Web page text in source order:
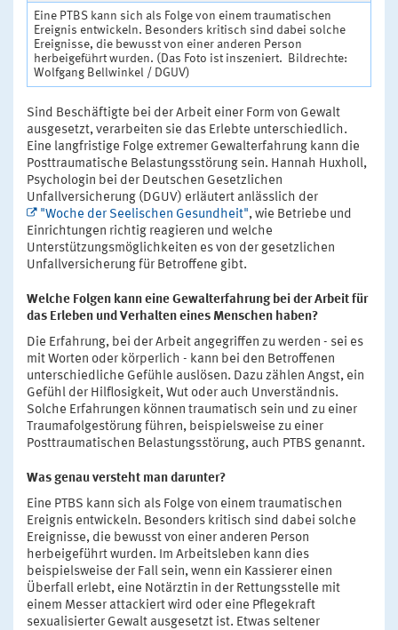
Eine PTBS kann sich als Folge von einem traumatischen
Ereignis entwickeln. Besonders kritisch sind dabei solche
Ereignisse, die bewusst von einer anderen Person
herbeigeführt wurden. (Das Foto ist inszeniert. Bildrechte:
Wolfgang Bellwinkel / DGUV)
Sind Beschäftigte bei der Arbeit einer Form von Gewalt
ausgesetzt, verarbeiten sie das Erlebte unterschiedlich.
Eine langfristige Folge extremer Gewalterfahrung kann die
Posttraumatische Belastungsstörung sein. Hannah Huxholl,
Psychologin bei der Deutschen Gesetzlichen
Unfallversicherung (DGUV) erläutert anlässlich der
"Woche der Seelischen Gesundheit", wie Betriebe und
Einrichtungen richtig reagieren und welche
Unterstützungsmöglichkeiten es von der gesetzlichen
Unfallversicherung für Betroffene gibt.
Welche Folgen kann eine Gewalterfahrung bei der Arbeit für
das Erleben und Verhalten eines Menschen haben?
Die Erfahrung, bei der Arbeit angegriffen zu werden - sei es
mit Worten oder körperlich - kann bei den Betroffenen
unterschiedliche Gefühle auslösen. Dazu zählen Angst, ein
Gefühl der Hilflosigkeit, Wut oder auch Unverständnis.
Solche Erfahrungen können traumatisch sein und zu einer
Traumafolgestörung führen, beispielsweise zu einer
Posttraumatischen Belastungsstörung, auch PTBS genannt.
Was genau versteht man darunter?
Eine PTBS kann sich als Folge von einem traumatischen
Ereignis entwickeln. Besonders kritisch sind dabei solche
Ereignisse, die bewusst von einer anderen Person
herbeigeführt wurden. Im Arbeitsleben kann dies
beispielsweise der Fall sein, wenn ein Kassierer einen
Überfall erlebt, eine Notärztin in der Rettungsstelle mit
einem Messer attackiert wird oder eine Pflegekraft
sexualisierter Gewalt ausgesetzt ist. Etwas seltener